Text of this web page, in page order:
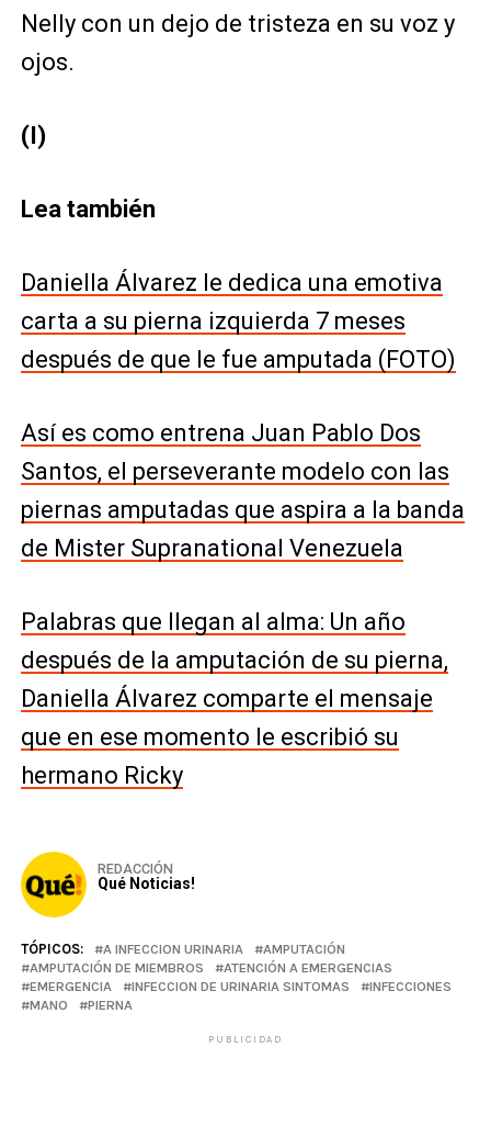
Nelly con un dejo de tristeza en su voz y
ojos.
(I)
Lea también
Daniella Álvarez le dedica una emotiva
carta a su pierna izquierda 7 meses
después de que le fue amputada (FOTO)
Así es como entrena Juan Pablo Dos
Santos, el perseverante modelo con las
piernas amputadas que aspira a la banda
de Mister Supranational Venezuela
Palabras que llegan al alma: Un año
después de la amputación de su pierna,
Daniella Álvarez comparte el mensaje
que en ese momento le escribió su
hermano Ricky
REDACCIÓN
Qué Noticias!
TÓPICOS: A INFECCION URINARIA
AMPUTACIÓN
AMPUTACIÓN DE MIEMBROS
ATENCIÓN A EMERGENCIAS
EMERGENCIA
INFECCION DE URINARIA SINTOMAS
INFECCIONES
MANO
PIERNA
PUBLICIDAD